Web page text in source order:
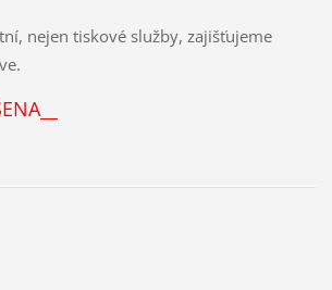
nejen tiskové služby, zajišťujeme